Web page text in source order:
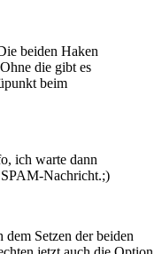
beiden Haken
die gibt es
beim
ich warte dann
SPAM-Nachricht.;)
Setzen der beiden